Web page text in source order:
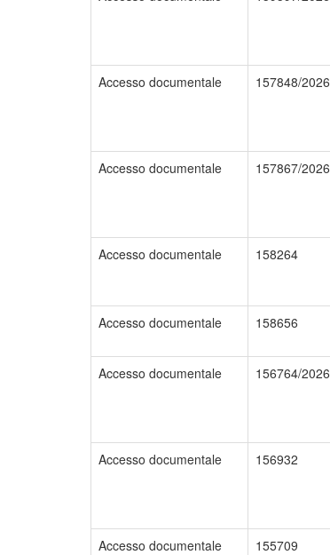
Accesso documentale 157848/2026
Accesso documentale 157867/2026
Accesso documentale 158264
Accesso documentale 158656
Accesso documentale 156764/2026
Accesso documentale 156932
Accesso documentale 155709